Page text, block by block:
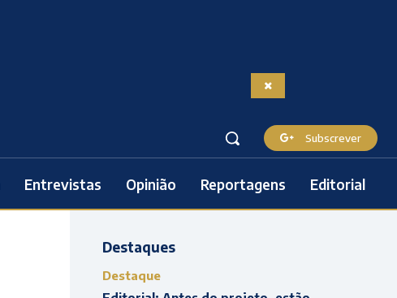
Subscrever
Entrevistas Opinião Reportagens Editorial
Destaques
Destaque